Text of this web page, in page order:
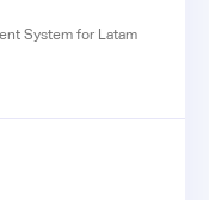
System for Latam